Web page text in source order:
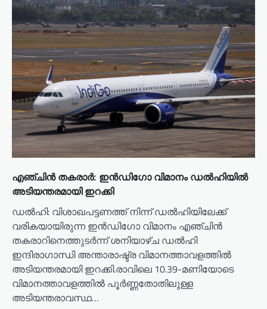
എഞ്ചിൻ തകരാർ: ഇൻഡിഗോ വിമാനം ഡൽഹിയിൽ
അടിയന്തരമായി ഇറക്കി
ഡല്‍ഹി: വിശാഖപട്ടണത്ത് നിന്ന് ഡല്‍ഹിയിലേക്ക്
വരികയായിരുന്ന ഇന്‍ഡിഗോ വിമാനം എഞ്ചിന്‍
തകരാറിനെത്തുടര്‍ന്ന് ശനിയാഴ്ച ഡല്‍ഹി
ഇന്ദിരാഗാന്ധി അന്താരാഷ്ട്ര വിമാനത്താവളത്തില്‍
അടിയന്തരമായി ഇറക്കി.രാവിലെ 10.39-മണിയോടെ
വിമാനത്താവളത്തില്‍ പൂര്‍ണ്ണതോതിലുള്ള
അടിയന്തരാവസ്ഥ…